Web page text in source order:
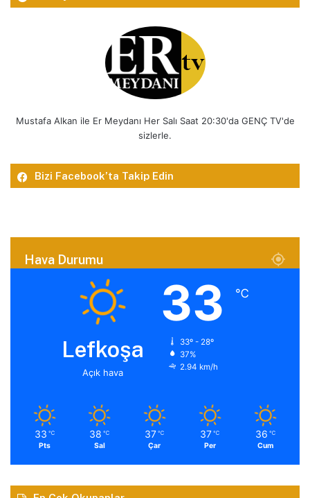
Mustafa Alkan ile Er Meydanı Her Salı Saat 20:30'da GENÇ TV'de
sizlerle.
Bizi Facebook’ta Takip Edin
Hava Durumu
Lefkoşa
Açık hava
33 ℃
33º - 28º
37%
2.94 km/h
33 ℃
Pts
38 ℃
Sal
37 ℃
Çar
37 ℃
Per
36 ℃
Cum